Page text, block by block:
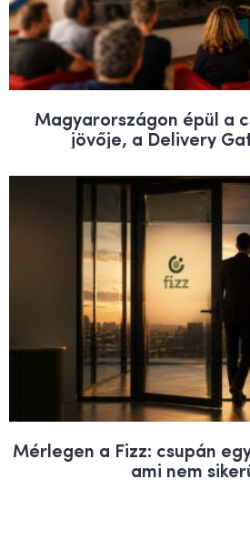
Magyarországon épül a
jövője, a Delivery
Mérlegen a Fizz: csupán
ami nem